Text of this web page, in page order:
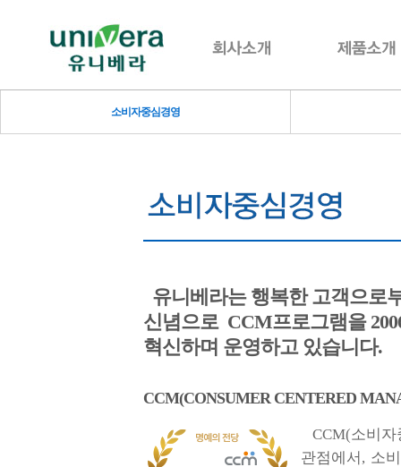
소비자중심경영
유니베라는 행복한 고객으로
신념으로 CCM프로그램을
혁신하며 운영하고 있습니다.
CCM(CONSUMER CENTERED
CCM(소비
관점에서, 소